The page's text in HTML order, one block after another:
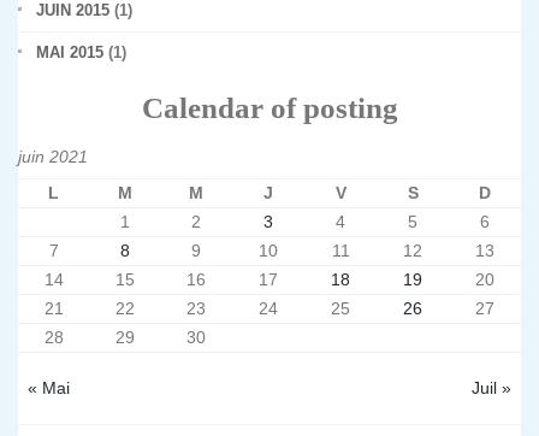
JUIN 2015 (1)
MAI 2015 (1)
Calendar of posting
juin 2021
L
M M J V S D
« Mai Juil »
1 2 3 4 5
6
7
8 9 10 11 12
13
14
15 16 17 18 19
20
21
22 23 24 25 26
27
28
29 30